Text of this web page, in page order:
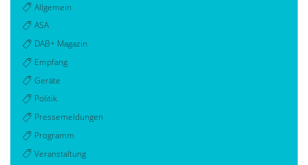
Allgemein
ASA
DAB+ Magazin
Empfang
Geräte
Politik
Pressemeldungen
Programm
Veranstaltung